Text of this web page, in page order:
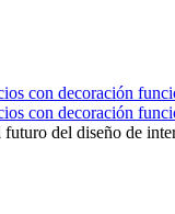
con decoración
con decoración
del diseño de